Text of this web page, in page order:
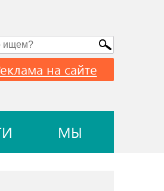
на сайте
МЫ